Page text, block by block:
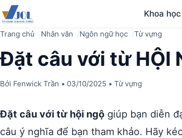
Khoa
Trang chủ Nhân văn Ngôn ngữ học Từ vựng
Đặt câu với từ HỘI
Bởi Fenwick Trần • 03/10/2025 • Từ vựng
Đặt câu với từ hội ngộ giúp bạn diễn
câu ý nghĩa để bạn tham khảo. Hãy